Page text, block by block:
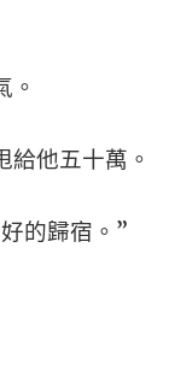
。
給他五十萬。
的歸宿。”